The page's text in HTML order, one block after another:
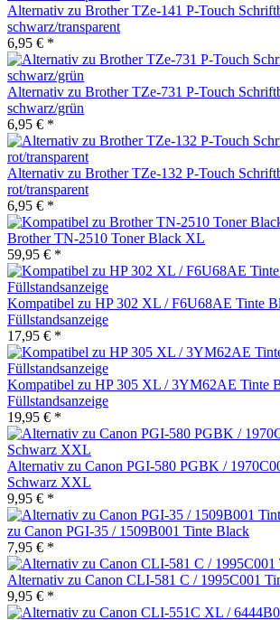
Alternativ zu Brother TZe-141 P-Touch
schwarz/transparent
6,95 € *
Alternativ zu Brother TZe-731 P-Touch
schwarz/grün
6,95 € *
Alternativ zu Brother TZe-132 P-Touch
rot/transparent
6,95 € *
Brother TN-2510 Toner Black XL
59,95 € *
Kompatibel zu HP 302 XL / F6U68AE Tinte
Füllstandsanzeige
17,95 € *
Kompatibel zu HP 305 XL / 3YM62AE Tinte
Füllstandsanzeige
19,95 € *
Alternativ zu Canon PGI-580 PGBK /
Schwarz XXL
9,95 € *
zu Canon PGI-35 / 1509B001 Tinte Black
7,95 € *
Alternativ zu Canon CLI-581 C / 1995C001
9,95 € *